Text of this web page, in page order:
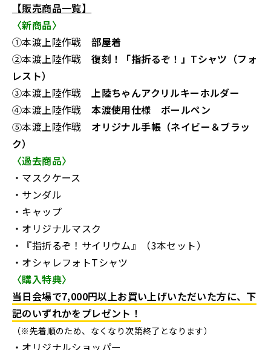
【販売商品一覧】
〈新商品〉
①本渡上陸作戦部屋着
②本渡上陸作戦復刻！「指折るぞ！」Tシャツ（フォ
レスト）
③本渡上陸作戦上陸ちゃんアクリルキーホルダー
④本渡上陸作戦本渡使用仕様 ボールペン
⑤本渡上陸作戦 オリジナル手帳（ネイビー＆ブラッ
ク）
〈過去商品〉
・マスクケース
・サンダル
・キャップ
・オリジナルマスク
・『指折るぞ！サイリウム』（3本セット）
・オシャレフォトTシャツ
〈購入特典〉
当日会場で7,000円以上お買い上げいただいた方に、下
記のいずれかをプレゼント！
（※先着順のため、なくなり次第終了となります）
・オリジナルショッパー